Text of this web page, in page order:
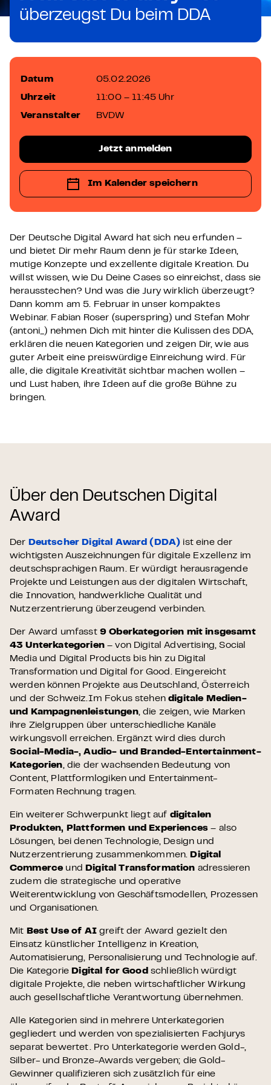
überzeugst Du beim DDA
Der Deutsche Digital Award hat sich neu erfunden –
und bietet Dir mehr Raum denn je für starke Ideen,
mutige Konzepte und exzellente digitale Kreation. Du
willst wissen, wie Du Deine Cases so einreichst, dass sie
herausstechen? Und was die Jury wirklich überzeugt?
Dann komm am 5. Februar in unser kompaktes
Webinar. Fabian Roser (superspring) und Stefan Mohr
(antoni_) nehmen Dich mit hinter die Kulissen des DDA,
erklären die neuen Kategorien und zeigen Dir, wie aus
guter Arbeit eine preiswürdige Einreichung wird. Für
alle, die digitale Kreativität sichtbar machen wollen –
und Lust haben, ihre Ideen auf die große Bühne zu
bringen.
Datum 05.02.2026
Uhrzeit 11:00 – 11:45 Uhr
Veranstalter BVDW
Jetzt anmelden
Im Kalender speichern
Über den Deutschen Digital
Award
Der Deutscher Digital Award (DDA) ist eine der
wichtigsten Auszeichnungen für digitale Exzellenz im
deutschsprachigen Raum. Er würdigt herausragende
Projekte und Leistungen aus der digitalen Wirtschaft,
die Innovation, handwerkliche Qualität und
Nutzerzentrierung überzeugend verbinden.
Der Award umfasst 9 Oberkategorien mit insgesamt
43 Unterkategorien– von Digital Advertising, Social
Media und Digital Products bis hin zu Digital
Transformation und Digital for Good. Eingereicht
werden können Projekte aus Deutschland, Österreich
und der Schweiz.Im Fokus stehendigitale Medien-
und Kampagnenleistungen, die zeigen, wie Marken
ihre Zielgruppen über unterschiedliche Kanäle
wirkungsvoll erreichen. Ergänzt wird dies durch
Social-Media-, Audio- und Branded-Entertainment-
Kategorien, die der wachsenden Bedeutung von
Content, Plattformlogiken und Entertainment-
Formaten Rechnung tragen.
Ein weiterer Schwerpunkt liegt auf digitalen
Produkten, Plattformen und Experiences – also
Lösungen, bei denen Technologie, Design und
Nutzerzentrierung zusammenkommen. Digital
Commerce und Digital Transformation adressieren
zudem die strategische und operative
Weiterentwicklung von Geschäftsmodellen, Prozessen
und Organisationen.
Mit Best Use of AIgreift der Award gezielt den
Einsatz künstlicher Intelligenz in Kreation,
Automatisierung, Personalisierung und Technologie auf.
Die Kategorie Digital for Good schließlich würdigt
digitale Projekte, die neben wirtschaftlicher Wirkung
auch gesellschaftliche Verantwortung übernehmen.
Alle Kategorien sind in mehrere Unterkategorien
gegliedert und werden von spezialisierten Fachjurys
separat bewertet. Pro Unterkategorie werden Gold-,
Silber- und Bronze-Awards vergeben; die Gold-
Gewinner qualifizieren sich zusätzlich für eine